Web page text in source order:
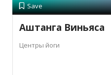
Save
Аштанга Виньяса
Центры йоги